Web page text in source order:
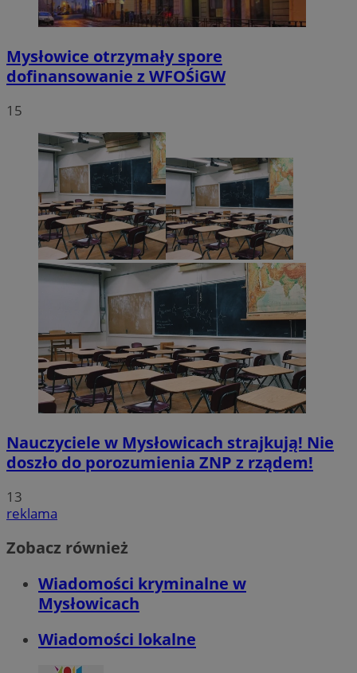
Mysłowice otrzymały spore
dofinansowanie z WFOŚiGW
15
Nauczyciele w Mysłowicach strajkują! Nie
doszło do porozumienia ZNP z rządem!
13
reklama
Zobacz również
Wiadomości kryminalne w
Mysłowicach
Wiadomości lokalne